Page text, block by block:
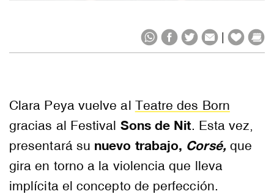
|
Clara Peya vuelve al Teatre des Born
gracias al Festival Sons de Nit. Esta vez,
presentará su nuevo trabajo, Corsé, que
gira en torno a la violencia que lleva
implícita el concepto de perfección.